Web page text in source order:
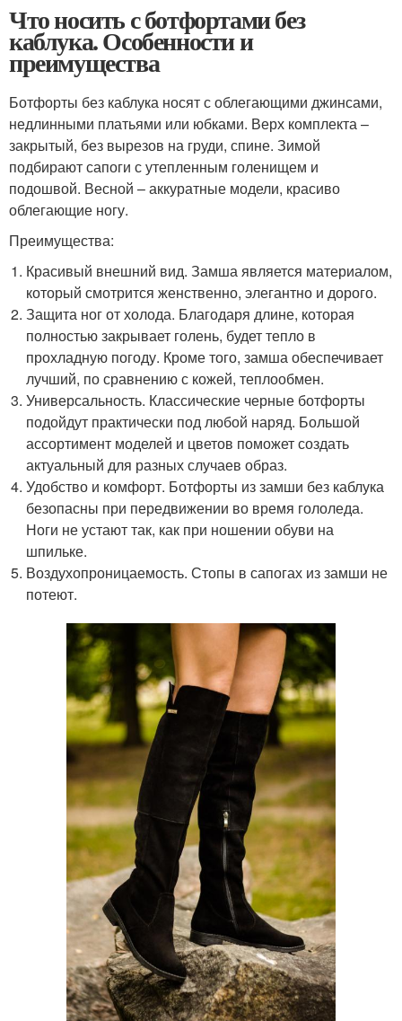
Что носить с ботфортами без
каблука. Особенности и
преимущества
Ботфорты без каблука носят с облегающими джинсами,
недлинными платьями или юбками. Верх комплекта –
закрытый, без вырезов на груди, спине. Зимой
подбирают сапоги с утепленным голенищем и
подошвой. Весной – аккуратные модели, красиво
облегающие ногу.
Преимущества:
Красивый внешний вид. Замша является материалом,
который смотрится женственно, элегантно и дорого.
Защита ног от холода. Благодаря длине, которая
полностью закрывает голень, будет тепло в
прохладную погоду. Кроме того, замша обеспечивает
лучший, по сравнению с кожей, теплообмен.
Универсальность. Классические черные ботфорты
подойдут практически под любой наряд. Большой
ассортимент моделей и цветов поможет создать
актуальный для разных случаев образ.
Удобство и комфорт. Ботфорты из замши без каблука
безопасны при передвижении во время гололеда.
Ноги не устают так, как при ношении обуви на
шпильке.
Воздухопроницаемость. Стопы в сапогах из замши не
потеют.